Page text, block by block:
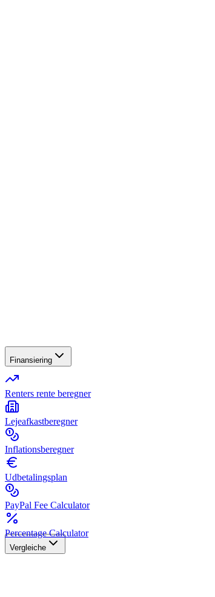
Finansiering
Renters rente beregner
Lejeafkastberegner
Inflationsberegner
Udbetalingsplan
PayPal Fee Calculator
Percentage Calculator
Vergleiche